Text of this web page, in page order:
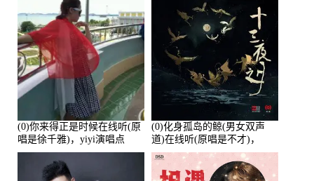
(0)你来得正是时候在线听(原
唱是徐千雅)，yiyi演唱点
播:21991次
(0)化身孤岛的鲸(男女双声
道)在线听(原唱是不才)，
HGBai演唱点播:19428次